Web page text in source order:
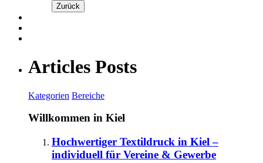
Zurück
Articles Posts
Kategorien Bereiche
Willkommen in Kiel
Hochwertiger Textildruck in Kiel –
individuell für Vereine & Gewerbe